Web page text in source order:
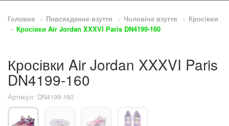
Головна Повсякденне взуття Чоловіче взуття
Кросівки
Кросівки Air Jordan XXXVI Paris DN4199-160
Кросівки Air Jordan XXXVI Paris
DN4199-160
Артикул: DN4199-160